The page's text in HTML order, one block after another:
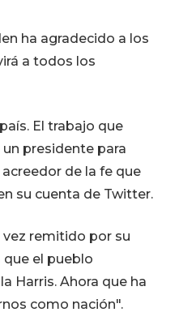
ha agradecido a los
a todos los
El trabajo que
presidente para
de la fe que
su cuenta de Twitter.
remitido por su
el pueblo
Harris. Ahora que ha
como nación".